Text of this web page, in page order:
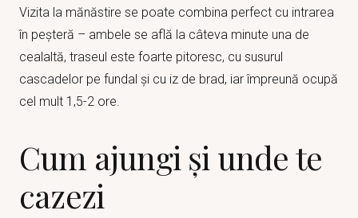
Vizita la mănăstire se poate combina perfect cu intrarea
în peșteră – ambele se află la câteva minute una de
cealaltă, traseul este foarte pitoresc, cu susurul
cascadelor pe fundal și cu iz de brad, iar împreună ocupă
cel mult 1,5-2 ore.
Cum ajungi și unde te
cazezi